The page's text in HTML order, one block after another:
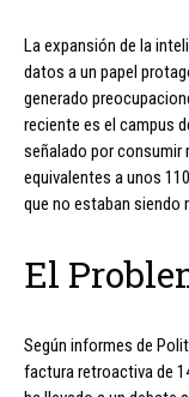
La expansión de la
datos a un papel
generado
reciente es el campus
señalado por consumir
equivalentes a unos
que no estaban siendo
El
Según informes de
factura retroactiva de